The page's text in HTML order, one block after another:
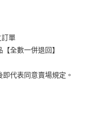
華泰商業銀行
遠東國際商業銀行
星展（台灣）商業銀行
單
全數一併退回】
代表同意賣場規定。